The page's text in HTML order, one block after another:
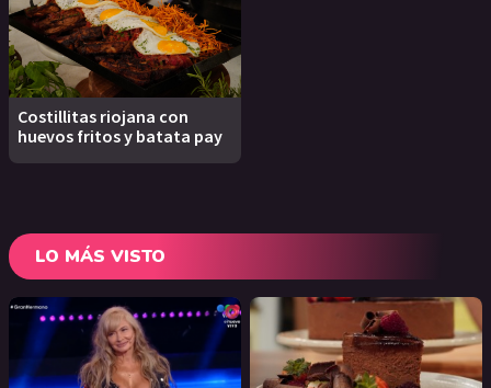
Costillitas riojana con
huevos fritos y batata pay
LO MÁS VISTO